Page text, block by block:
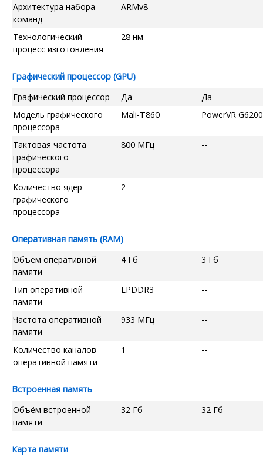
Архитектура набора
команд
ARMv8 --
Технологический
процесс изготовления
28 нм --
Графический процессор (GPU)
Графический процессор
Да
Да
Модель графического
процессора
Mali-T860 PowerVR G6200
Тактовая частота
графического
процессора
800 МГц --
Количество ядер
графического
процессора
2 --
Оперативная память (RAM)
Объём оперативной
памяти
4 Гб 3 Гб
Тип оперативной
памяти
LPDDR3 --
Частота оперативной
памяти
933 МГц --
Количество каналов
оперативной памяти
1 --
Встроенная память
Объём встроенной
памяти
32 Гб 32 Гб
Карта памяти